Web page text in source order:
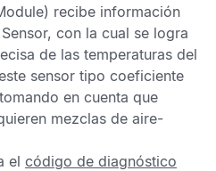
recibe información
con la cual se logra
de las temperaturas del
sensor tipo coeficiente
en cuenta que
mezclas de aire-
el código de diagnóstico